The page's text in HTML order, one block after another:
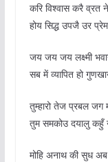
करि विश्वास करै व्रत
होय सिद्ध उपजै उर
जय जय जय लक्ष्मी
सब में व्यापित हो
तुम्हारो तेज प्रबल जग
तुम समकोउ दयालु कहुँ
मोहि अनाथ की सुध